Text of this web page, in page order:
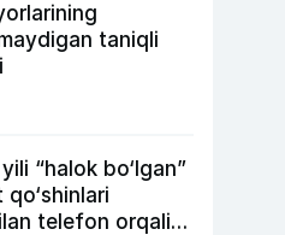
taniqli
“halok bo‘lgan”
telefon orqali